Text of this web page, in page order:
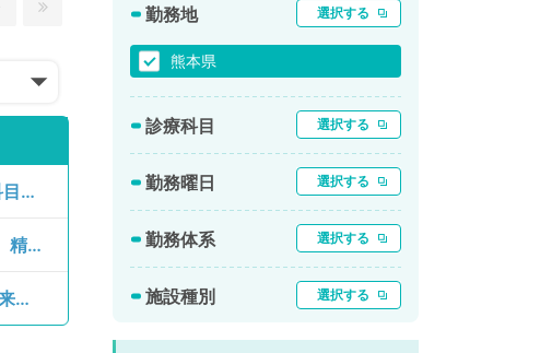
【熊本県／熊本市中央区】月、火、水、木、金、土、日曜日／日給80,000円 ～ 100,000円／科目不問／その他
【熊本県／熊本市東区】月、火、水、木、金、土曜日／日給36,000円 ～ 48,000円／神経内科、精神科、神経科、アレルギー科、リウマチ科、小児科、整形外科、形成外科、美容外科、脳神経外科、呼吸器外科、心臓血管外科、小児外科、皮膚科、泌尿器科、産婦人科、産科、婦人科、眼科、耳鼻咽喉科、気管食道科、放射線科、リハビリテーション科、麻酔科、ペインクリニック、人工透析科、緩和ケア科、一般内科、循環器内科、呼吸器内科、消化器内科、内分泌・代謝内科、腎臓内科、老年内科、血液内科、外科系全般、一般外科、消化器外科、乳腺外科、総合診療科、美容皮膚科、健診・人間ドック、救急科・ＩＣＵ、病理科、基礎医学系、膠原病科、スポーツ整形外科、大腸・肛門外科、その他、産業医／一般健診・人間ドック、画像診断（一次読影）
【熊本県／下益城郡美里町】月、火、水、木、金曜日／日給70,000円 ～ ／消化器内科／一般外来、上部内視鏡検査（ＧＦ）、下部内視鏡検査（ＣＦ）
勤務地 選択する
熊本県
診療科目 選択する
勤務曜日 選択する
勤務体系 選択する
施設種別 選択する